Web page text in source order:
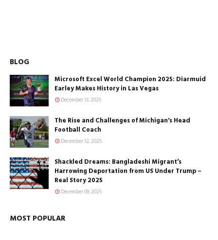
BLOG
Microsoft Excel World Champion 2025: Diarmuid
Earley Makes History in Las Vegas
December 13, 2025
The Rise and Challenges of Michigan's Head
Football Coach
December 12, 2025
Shackled Dreams: Bangladeshi Migrant’s
Harrowing Deportation from US Under Trump –
Real Story 2025
December 09, 2025
MOST POPULAR